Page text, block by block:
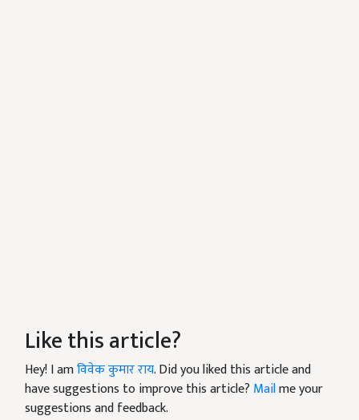
Like this article?
Hey! I amविवेक कुमार राय. Did you liked this article and
have suggestions to improve this article? Mailme your
suggestions and feedback.